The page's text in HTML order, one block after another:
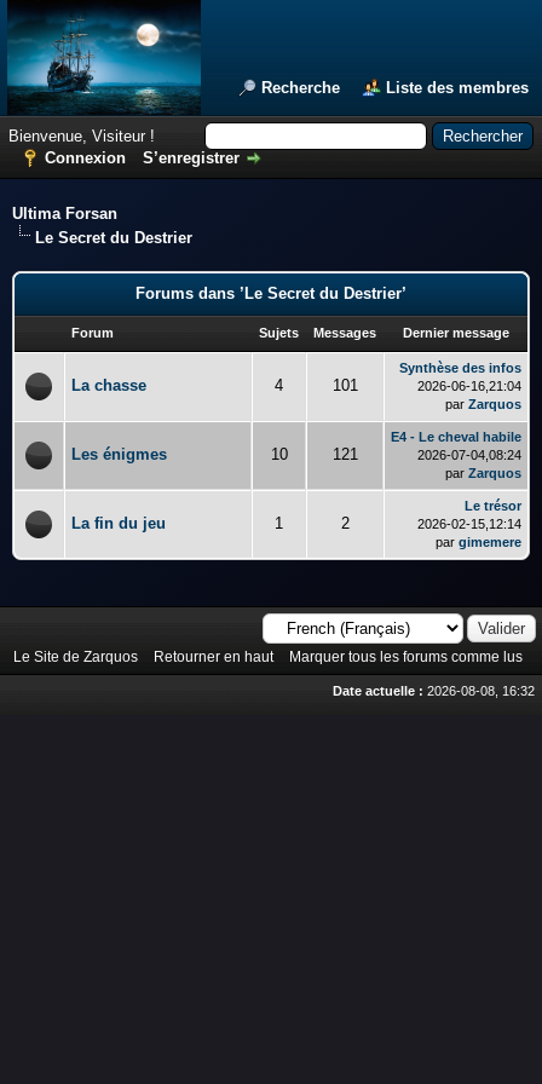
Recherche Liste des membres
Bienvenue, Visiteur !
Connexion
S’enregistrer
Ultima Forsan
Le Secret du Destrier
Forums dans ’Le Secret du Destrier’
Forum Sujets Messages Dernier message
La chasse 4 101
Synthèse des infos
2026-06-16,21:04
par Zarquos
Les énigmes 10 121
E4 - Le cheval habile
2026-07-04,08:24
par Zarquos
La fin du jeu 1 2
Le trésor
2026-02-15,12:14
par gimemere
Le Site de Zarquos Retourner en haut Marquer tous les forums comme lus
Date actuelle : 2026-08-08, 16:32